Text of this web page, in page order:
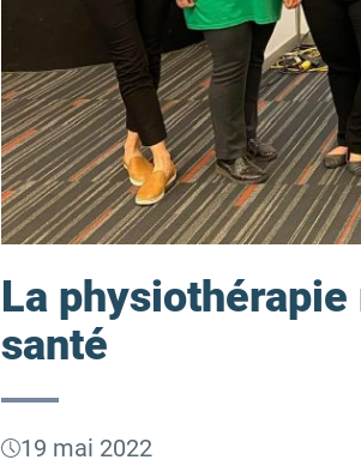
La
santé
19 mai 2022